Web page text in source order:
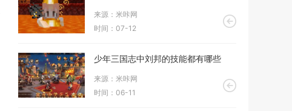
来源：米咔网
时间：07-12
少年三国志中刘邦的技能都有哪些
来源：米咔网
时间：06-11